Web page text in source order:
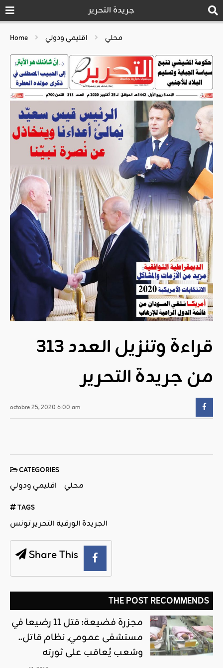
جريدة التحرير
Home محلي اقليمي ودولي
قراءة وتنزيل العدد 313
من جريدة التحرير
octobre 25, 2020 6:00 am
CATEGORIES
اقليمي ودولي محلي
TAGS
الجريدة الورقية التحرير تونس
Share This
THE POST RECOMMENDS
مجزرة فضيعة: قتل 11 رضيعا في
مستشفى عمومي, نظام قاتل..
وشعب يُعاقب على ثورته